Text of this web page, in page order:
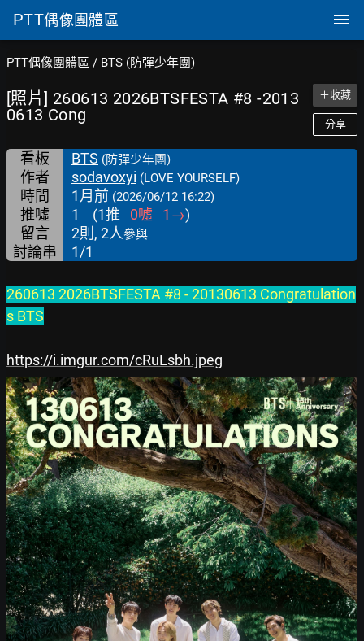
PTT偶像團體區
PTT偶像團體區 / BTS (防彈少年團)
[照片] 260613 2026BTSFESTA #8 -2013
0613 Cong
＋收藏
分享
看板 BTS (防彈少年團)
作者 sodavoxyi (LOVE YOURSELF)
時間 1月前 (2026/06/12 16:22)
推噓 1 (1推 0噓 1 →)
留言
2則, 2人參與
討論串 1/1
260613 2026BTSFESTA #8 - 20130613 Congratulation
s BTS
https://i.imgur.com/cRuLsbh.jpeg